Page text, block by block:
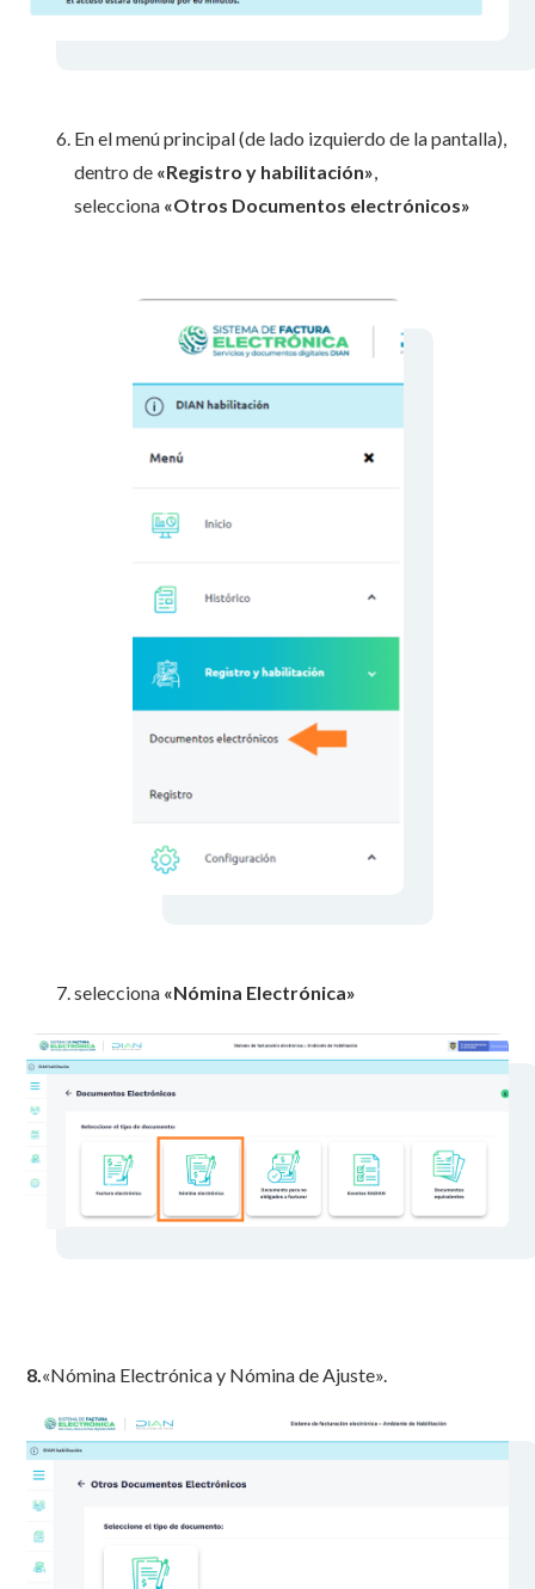
En el menú principal (de lado izquierdo de la pantalla),
dentro de «Registro y habilitación»,
selecciona «Otros Documentos electrónicos»
selecciona «Nómina Electrónica»
8.«Nómina Electrónica y Nómina de Ajuste».